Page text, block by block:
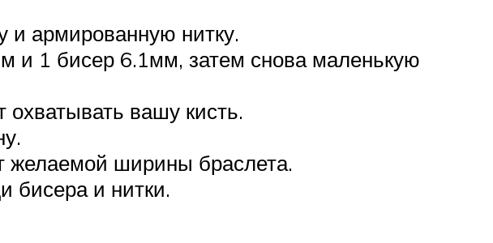
и армированную нитку.
и 1 бисер 6.1мм, затем снова маленькую
охватывать вашу кисть.
желаемой ширины браслета.
бисера и нитки.